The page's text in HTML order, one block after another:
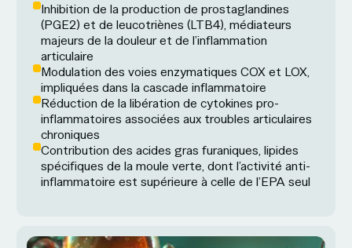
Inhibition de la production de prostaglandines
(PGE2) et de leucotriènes (LTB4), médiateurs
majeurs de la douleur et de l’inflammation
articulaire
Modulation des voies enzymatiques COX et LOX,
impliquées dans la cascade inflammatoire
Réduction de la libération de cytokines pro-
inflammatoires associées aux troubles articulaires
chroniques
Contribution des acides gras furaniques, lipides
spécifiques de la moule verte, dont l’activité anti-
inflammatoire est supérieure à celle de l’EPA seul